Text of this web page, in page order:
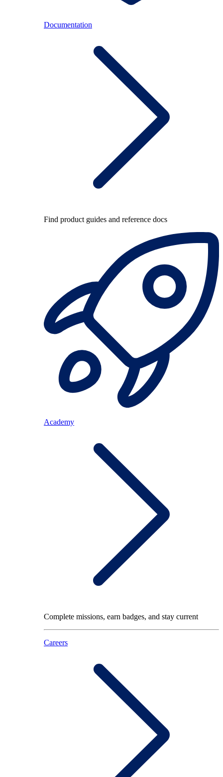
Documentation
Find product guides and reference docs
Academy
Complete missions, earn badges, and stay current
Careers